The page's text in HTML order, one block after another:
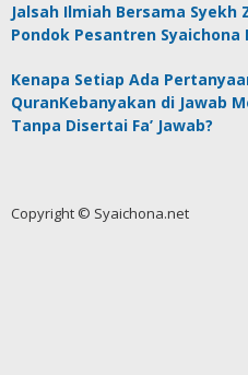
Jalsah Ilmiah Bersama
Pondok Pesantren Syaichona
Kenapa Setiap Ada
QuranKebanyakan di Jawab
Tanpa Disertai Fa’ Jawab?
Copyright © Syaichona.net